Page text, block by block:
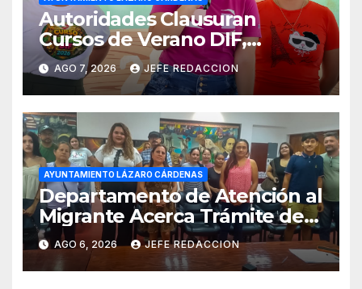
Autoridades Clausuran
Cursos de Verano DIF,
Seguridad Pública y Casa de
Cultura 2026
AGO 7, 2026 JEFE REDACCION
AYUNTAMIENTO LÁZARO CÁRDENAS
Departamento de Atención al
Migrante Acerca Trámite de
Pasaportes Estadounidenses
a Residentes de Lázaro
Cárdenas
AGO 6, 2026 JEFE REDACCION